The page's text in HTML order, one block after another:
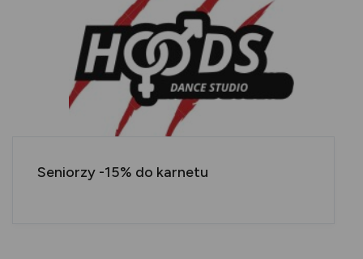
Seniorzy -15% do karnetu